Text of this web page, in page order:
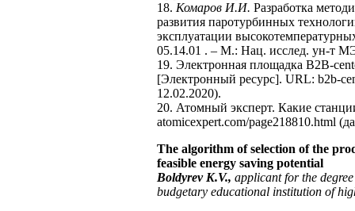
18. Комаров И.И. Разработка
развития паротурбинных
эксплуатации
05.14.01 . – М.: Нац. исслед. ун-т
19. Электронная площадка B2B-
[Электронный ресурс]. URL: b2b-
12.02.2020).
20. Атомный эксперт. Какие
atomicexpert.com/page218810.html
The algorithm of selection of the
feasible energy saving potential
Boldyrev K.V., applicant for the
budgetary educational institution of